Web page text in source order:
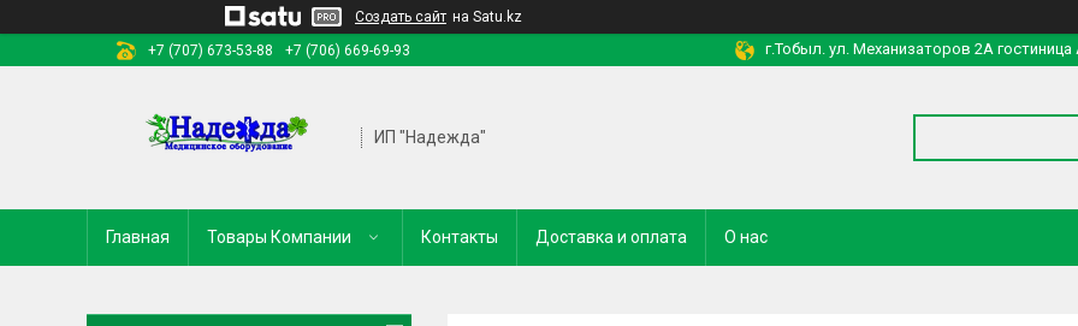
Создать сайт на Satu.kz
+7 (707) 673-53-88
+7 (706) 669-69-93 г.Тобыл. ул. Механизаторов 2А
ИП "Надежда"
Главная Товары Компании Контакты Доставка и оплата О нас